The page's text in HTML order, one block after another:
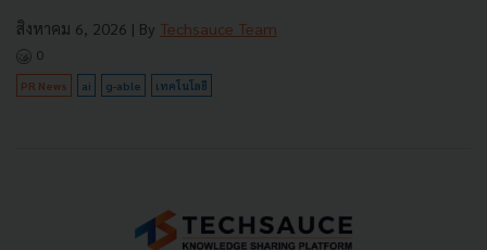
สิงหาคม 6, 2026 | By Techsauce Team
0
PR News ai g-able เทคโนโลยี